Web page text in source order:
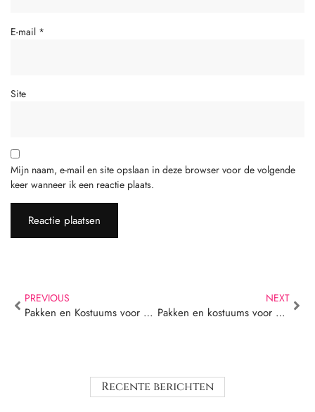
E-mail *
Site
Mijn naam, e-mail en site opslaan in deze browser voor de volgende
keer wanneer ik een reactie plaats.
PREVIOUS
Pakken en Kostuums voor Hellevoetsluis – Lomoro
NEXT
Pakken en kostuums voor Eersel – Lomoro
Recente berichten